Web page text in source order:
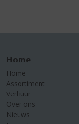
Home
Home
Assortiment
Verhuur
Over ons
Nieuws